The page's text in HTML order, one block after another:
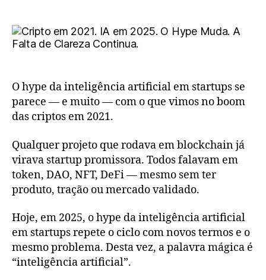
O hype da inteligência artificial em startups se
parece — e muito — com o que vimos no boom
das criptos em 2021.
Qualquer projeto que rodava em blockchain já
virava startup promissora. Todos falavam em
token, DAO, NFT, DeFi — mesmo sem ter
produto, tração ou mercado validado.
Hoje, em 2025, o hype da inteligência artificial
em startups repete o ciclo com novos termos e o
mesmo problema. Desta vez, a palavra mágica é
“inteligência artificial”.